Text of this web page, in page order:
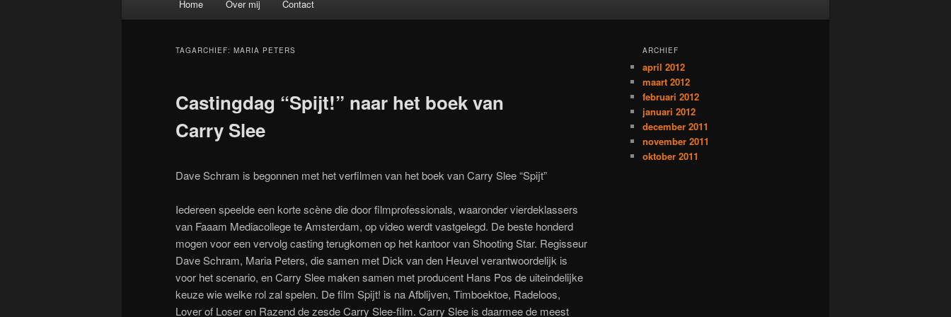
Spring naar de primaire inhoud
Spring naar de secundaire inhoud
Home Over mij Contact
TAGARCHIEF: MARIA PETERS
Castingdag “Spijt!” naar het boek van
Carry Slee
Dave Schram is begonnen met het verfilmen van het boek van Carry Slee “Spijt”
Iedereen speelde een korte scène die door filmprofessionals, waaronder vierdeklassers
van Faaam Mediacollege te Amsterdam, op video werdt vastgelegd. De beste honderd
mogen voor een vervolg casting terugkomen op het kantoor van Shooting Star. Regisseur
Dave Schram, Maria Peters, die samen met Dick van den Heuvel verantwoordelijk is
voor het scenario, en Carry Slee maken samen met producent Hans Pos de uiteindelijke
keuze wie welke rol zal spelen. De film Spijt! is na Afblijven, Timboektoe, Radeloos,
Lover of Loser en Razend de zesde Carry Slee-film. Carry Slee is daarmee de meest
ARCHIEF
april 2012
maart 2012
februari 2012
januari 2012
december 2011
november 2011
oktober 2011